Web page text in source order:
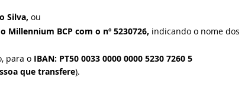
Silva, ou
Millennium BCP com o nº 5230726, indicando o nome dos
para o IBAN: PT50 0033 0000 0000 5230 7260 5
que transfere).